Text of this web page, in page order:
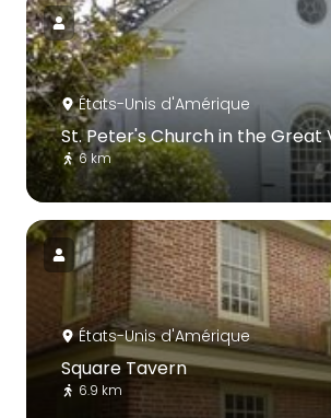
États-Unis d'Amérique
St. Peter's Church in the Great
6 km
États-Unis d'Amérique
Square Tavern
6.9 km